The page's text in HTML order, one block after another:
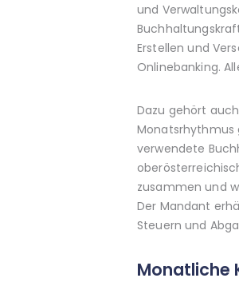
und
Erstellen und
Onlinebanking.
Dazu gehört
Monatsrhythmus
verwendete
zusammen und
Der Mandant
Steuern und
Monatliche